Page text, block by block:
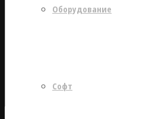
Оборудование
Софт